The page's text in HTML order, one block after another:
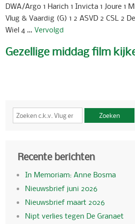
DWA/Argo 1 Harich 1 Invicta 1 Joure 1
Vlug & Vaardig (G) 1 2 ASVD 2 CSL 2
Wiel 4 …Vervolgd
Gezellige middag film
Zoeken
Recente berichten
In Memoriam: Anne Bosma
Nieuwsbrief juni 2026
Nieuwsbrief maart 2026
Nipt verlies tegen De Granaet